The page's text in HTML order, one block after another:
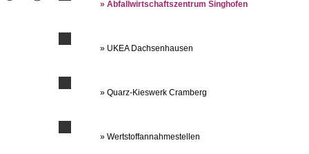
» Abfallwirtschaftszentrum Singhofen
» UKEA Dachsenhausen
» Quarz-Kieswerk Cramberg
» Wertstoffannahmestellen